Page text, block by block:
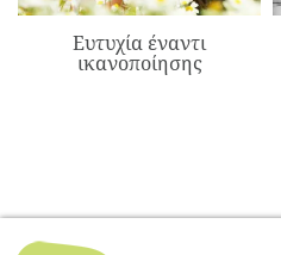
Ευτυχία έναντι
ικανοποίησης